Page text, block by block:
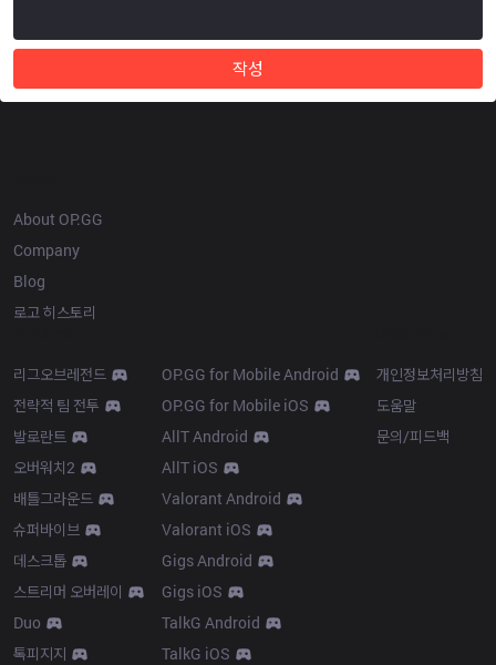
작성
About OP.GG
Company
Blog
로고 히스토리
리그오브레전드
전략적 팀 전투
발로란트
오버워치2
배틀그라운드
슈퍼바이브
데스크톱
스트리머 오버레이
Duo
톡피지지
OP.GG for Mobile Android
OP.GG for Mobile iOS
AllT Android
AllT iOS
Valorant Android
Valorant iOS
Gigs Android
Gigs iOS
TalkG Android
TalkG iOS
개인정보처리방침
도움말
문의/피드백